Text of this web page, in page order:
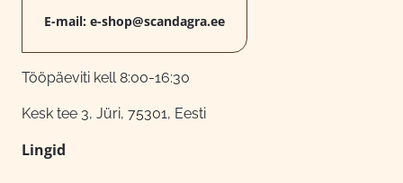
E-mail: e-shop@scandagra.ee
Tööpäeviti kell 8:00-16:30
Kesk tee 3, Jüri, 75301, Eesti
Lingid